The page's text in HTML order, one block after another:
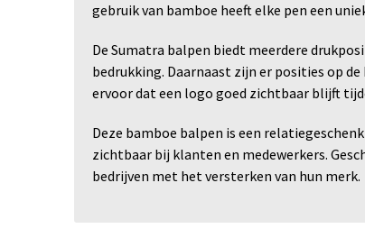
gebruik van bamboe heeft elke pen een
De Sumatra balpen biedt meerdere
bedrukking. Daarnaast zijn er posities op
ervoor dat een logo goed zichtbaar blijft
Deze bamboe balpen is een
zichtbaar bij klanten en medewerkers.
bedrijven met het versterken van hun merk.